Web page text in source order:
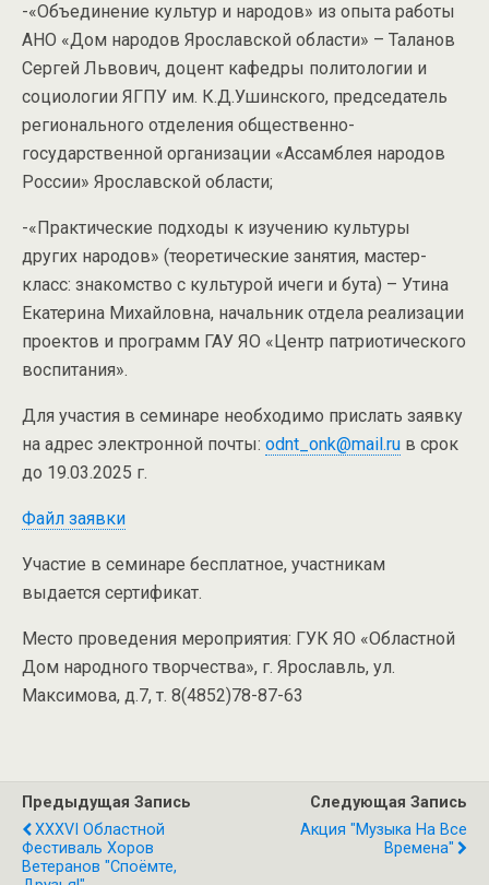
-«Объединение культур и народов» из опыта работы
АНО «Дом народов Ярославской области» – Таланов
Сергей Львович, доцент кафедры политологии и
социологии ЯГПУ им. К.Д.Ушинского, председатель
регионального отделения общественно-
государственной организации «Ассамблея народов
России» Ярославской области;
-«Практические подходы к изучению культуры
других народов» (теоретические занятия, мастер-
класс: знакомство с культурой ичеги и бута) – Утина
Екатерина Михайловна, начальник отдела реализации
проектов и программ ГАУ ЯО «Центр патриотического
воспитания».
Для участия в семинаре необходимо прислать заявку
на адрес электронной почты: odnt_onk@mail.ru в срок
до 19.03.2025 г.
Файл заявки
Участие в семинаре бесплатное, участникам
выдается сертификат.
Место проведения мероприятия: ГУК ЯО «Областной
Дом народного творчества», г. Ярославль, ул.
Максимова, д.7, т. 8(4852)78-87-63
Предыдущая Запись
XXXVI Областной
Фестиваль Хоров
Ветеранов "Споёмте,
Следующая Запись
Акция "Музыка На Все
Времена"